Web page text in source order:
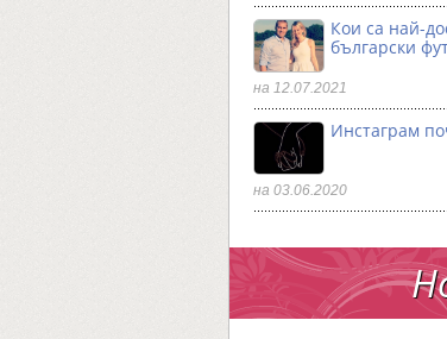
Кои са най-
български
на 12.07.2021
Инстаграм
на 03.06.2020